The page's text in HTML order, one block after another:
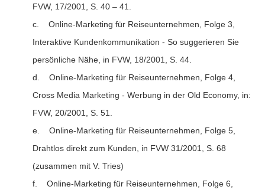
FVW, 17/2001, S. 40 – 41.
c. Online-Marketing für Reiseunternehmen, Folge 3,
Interaktive Kundenkommunikation - So suggerieren Sie
persönliche Nähe, in FVW, 18/2001, S. 44.
d. Online-Marketing für Reiseunternehmen, Folge 4,
Cross Media Marketing - Werbung in der Old Economy, in:
FVW, 20/2001, S. 51.
e. Online-Marketing für Reiseunternehmen, Folge 5,
Drahtlos direkt zum Kunden, in FVW 31/2001, S. 68
(zusammen mit V. Tries)
f. Online-Marketing für Reiseunternehmen, Folge 6,